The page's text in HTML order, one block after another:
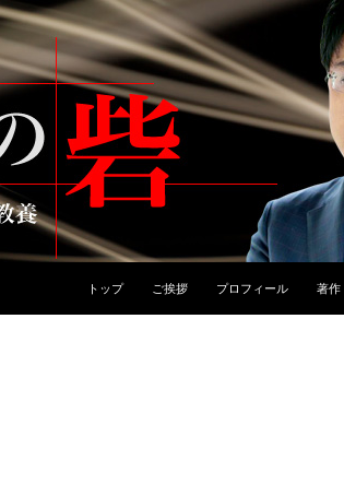
トップ ご挨拶 プロフィール 著作